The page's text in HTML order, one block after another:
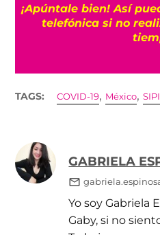
¡Apúntale bien! Así
telefónica si no
TAGS: COVID-19, México,
GABRIELA
Yo soy Gabriela
Gaby, si no